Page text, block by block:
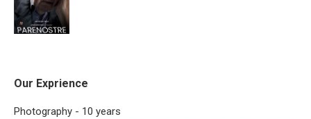
Our Exprience
Photography - 10 years